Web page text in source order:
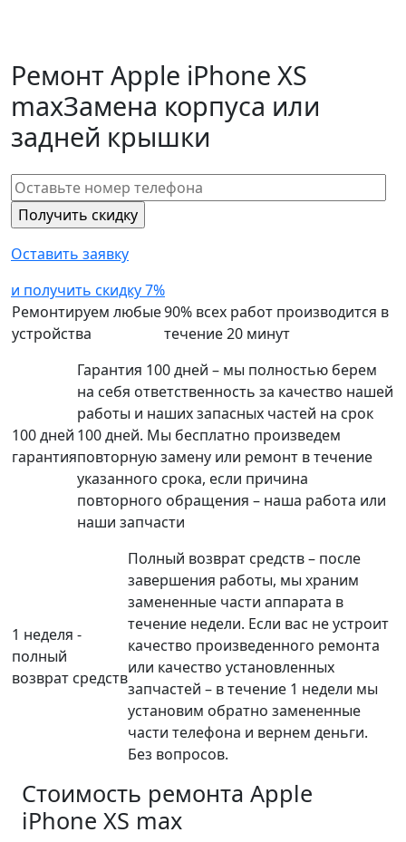
Ремонт Apple iPhone XS
maxЗамена корпуса или
задней крышки
Оставить заявку
и получить скидку 7%
Ремонтируем любые
устройства
90% всех работ производится в
течение 20 минут
100 дней
гарантия
Гарантия 100 дней – мы полностью берем
на себя ответственность за качество нашей
работы и наших запасных частей на срок
100 дней. Мы бесплатно произведем
повторную замену или ремонт в течение
указанного срока, если причина
повторного обращения – наша работа или
наши запчасти
1 неделя -
полный
возврат средств
Полный возврат средств – после
завершения работы, мы храним
замененные части аппарата в
течение недели. Если вас не устроит
качество произведенного ремонта
или качество установленных
запчастей – в течение 1 недели мы
установим обратно замененные
части телефона и вернем деньги.
Без вопросов.
Стоимость ремонта Apple
iPhone XS max